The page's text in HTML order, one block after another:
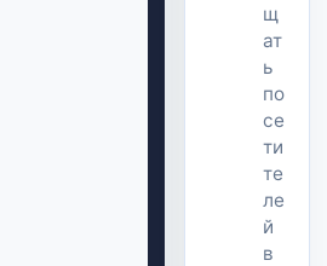
щ
ат
ь
по
се
ти
те
ле
й
в